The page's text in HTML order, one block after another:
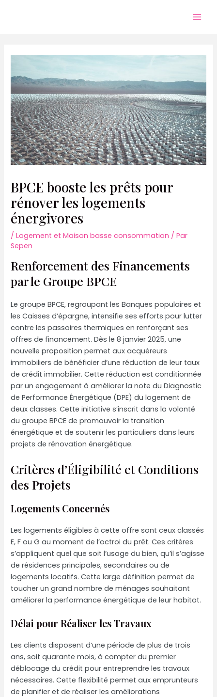
BPCE booste les prêts pour
rénover les logements
énergivores
/Logement et Maison basse consommation / Par
Sepen
Renforcement des Financements
par le Groupe BPCE
Le groupe BPCE, regroupant les Banques populaires et
les Caisses d’épargne, intensifie ses efforts pour lutter
contre les passoires thermiques en renforçant ses
offres de financement. Dès le 8 janvier 2025, une
nouvelle proposition permet aux acquéreurs
immobiliers de bénéficier d’une réduction de leur taux
de crédit immobilier. Cette réduction est conditionnée
par un engagement à améliorer la note du Diagnostic
de Performance Énergétique (DPE) du logement de
deux classes. Cette initiative s’inscrit dans la volonté
du groupe BPCE de promouvoir la transition
énergétique et de soutenir les particuliers dans leurs
projets de rénovation énergétique.
Critères d’Éligibilité et Conditions
des Projets
Logements Concernés
Les logements éligibles à cette offre sont ceux classés
E, F ou G au moment de l’octroi du prêt. Ces critères
s’appliquent quel que soit l’usage du bien, qu’il s’agisse
de résidences principales, secondaires ou de
logements locatifs. Cette large définition permet de
toucher un grand nombre de ménages souhaitant
améliorer la performance énergétique de leur habitat.
Délai pour Réaliser les Travaux
Les clients disposent d’une période de plus de trois
ans, soit quarante mois, à compter du premier
déblocage du crédit pour entreprendre les travaux
nécessaires. Cette flexibilité permet aux emprunteurs
de planifier et de réaliser les améliorations